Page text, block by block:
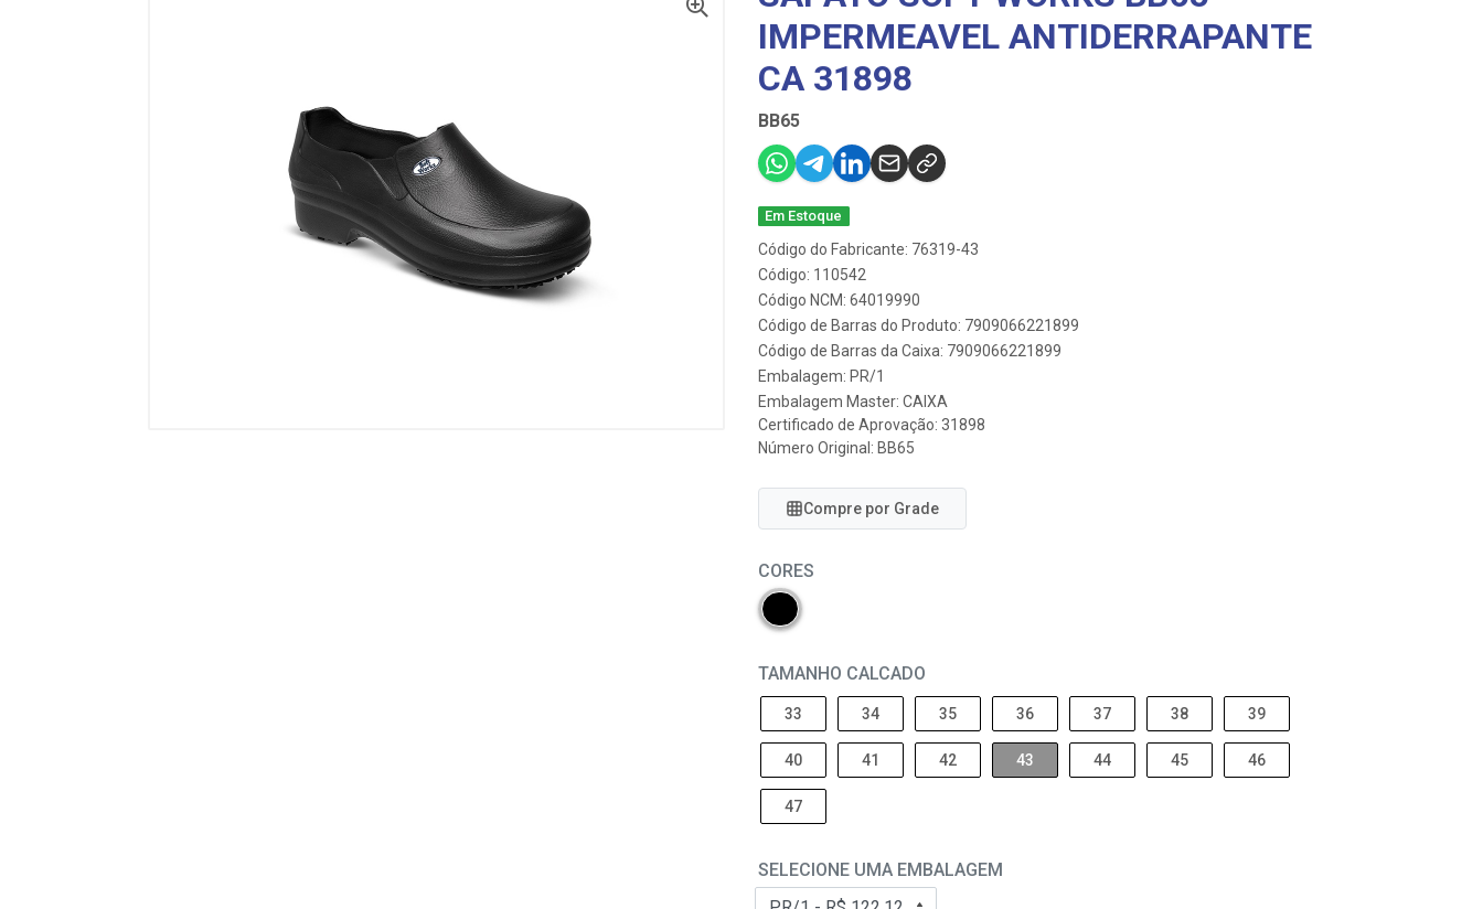
IMPERMEAVEL ANTIDERRAPANTE
CA 31898
BB65
Em Estoque
Código do Fabricante: 76319-43
Código: 110542
Código NCM: 64019990
Código de Barras do Produto: 7909066221899
Código de Barras da Caixa: 7909066221899
Embalagem: PR/1
Embalagem Master: CAIXA
Certificado de Aprovação: 31898
Número Original: BB65
Compre por Grade
CORES
TAMANHO CALCADO
33 34 35 36 37 38 39
40 41 42 43 44 45 46
47
SELECIONE UMA EMBALAGEM